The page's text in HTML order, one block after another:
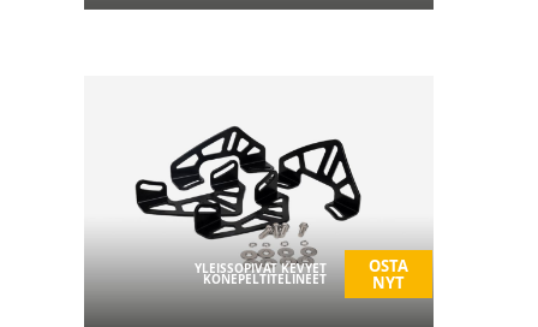
YLEISSOPIVAT KEVYET
KONEPELTITELINEET
OSTA
NYT